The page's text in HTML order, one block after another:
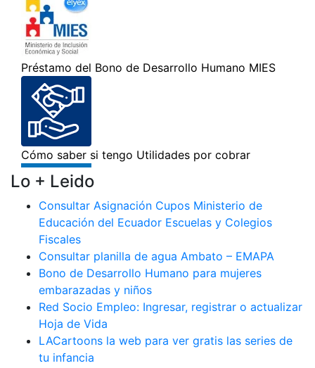
Lo + Leido
Consultar Asignación Cupos Ministerio de
Educación del Ecuador Escuelas y Colegios
Fiscales
Consultar planilla de agua Ambato – EMAPA
Bono de Desarrollo Humano para mujeres
embarazadas y niños
Red Socio Empleo: Ingresar, registrar o actualizar
Hoja de Vida
LACartoons la web para ver gratis las series de
tu infancia